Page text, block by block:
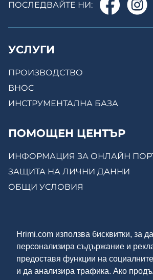
Hrimi.com използва бисквитки, за да
персонализира съдържание и
предоставя функции на
и да анализира трафика. Ако
ПОСЛЕДВАЙТЕ НИ:
УСЛУГИ
ПРОИЗВОДСТВО
ВНОС
ИНСТРУМЕНТАЛНА БАЗА
ПОМОЩЕН ЦЕНТЪР
ИНФОРМАЦИЯ ЗА ОНЛАЙН
ЗАЩИТА НА ЛИЧНИ ДАННИ
ОБЩИ УСЛОВИЯ
ЗА НАС
МОСТРЕНА ЗАЛА
ОНЛАЙН МАГАЗИН